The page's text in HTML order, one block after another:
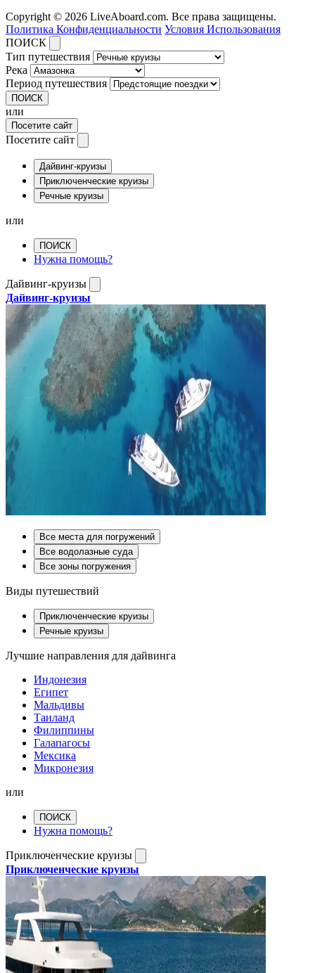
Copyright © 2026 LiveAboard.com. Все права защищены.
Политика Конфиденциальности Условия Использования
ПОИСК
Тип путешествия
Река
Период путешествия
ПОИСК
или
Посетите сайт
Посетите сайт
Дайвинг-круизы
Приключенческие круизы
Речные круизы
или
ПОИСК
Нужна помощь?
Дайвинг-круизы
Дайвинг-круизы
Все места для погружений
Все водолазные суда
Все зоны погружения
Виды путешествий
Приключенческие круизы
Речные круизы
Лучшие направления для дайвинга
Индонезия
Египет
Мальдивы
Таиланд
Филиппины
Галапагосы
Мексика
Микронезия
или
ПОИСК
Нужна помощь?
Приключенческие круизы
Приключенческие круизы